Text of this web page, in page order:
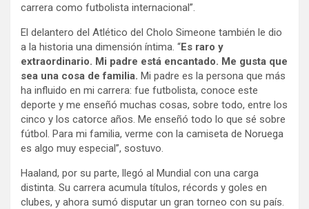
carrera como futbolista internacional”.
El delantero del Atlético del Cholo Simeone también le dio
a la historia una dimensión íntima. “Es raro y
extraordinario. Mi padre está encantado. Me gusta que
sea una cosa de familia. Mi padre es la persona que más
ha influido en mi carrera: fue futbolista, conoce este
deporte y me enseñó muchas cosas, sobre todo, entre los
cinco y los catorce años. Me enseñó todo lo que sé sobre
fútbol. Para mi familia, verme con la camiseta de Noruega
es algo muy especial”, sostuvo.
Haaland, por su parte, llegó al Mundial con una carga
distinta. Su carrera acumula títulos, récords y goles en
clubes, y ahora sumó disputar un gran torneo con su país.